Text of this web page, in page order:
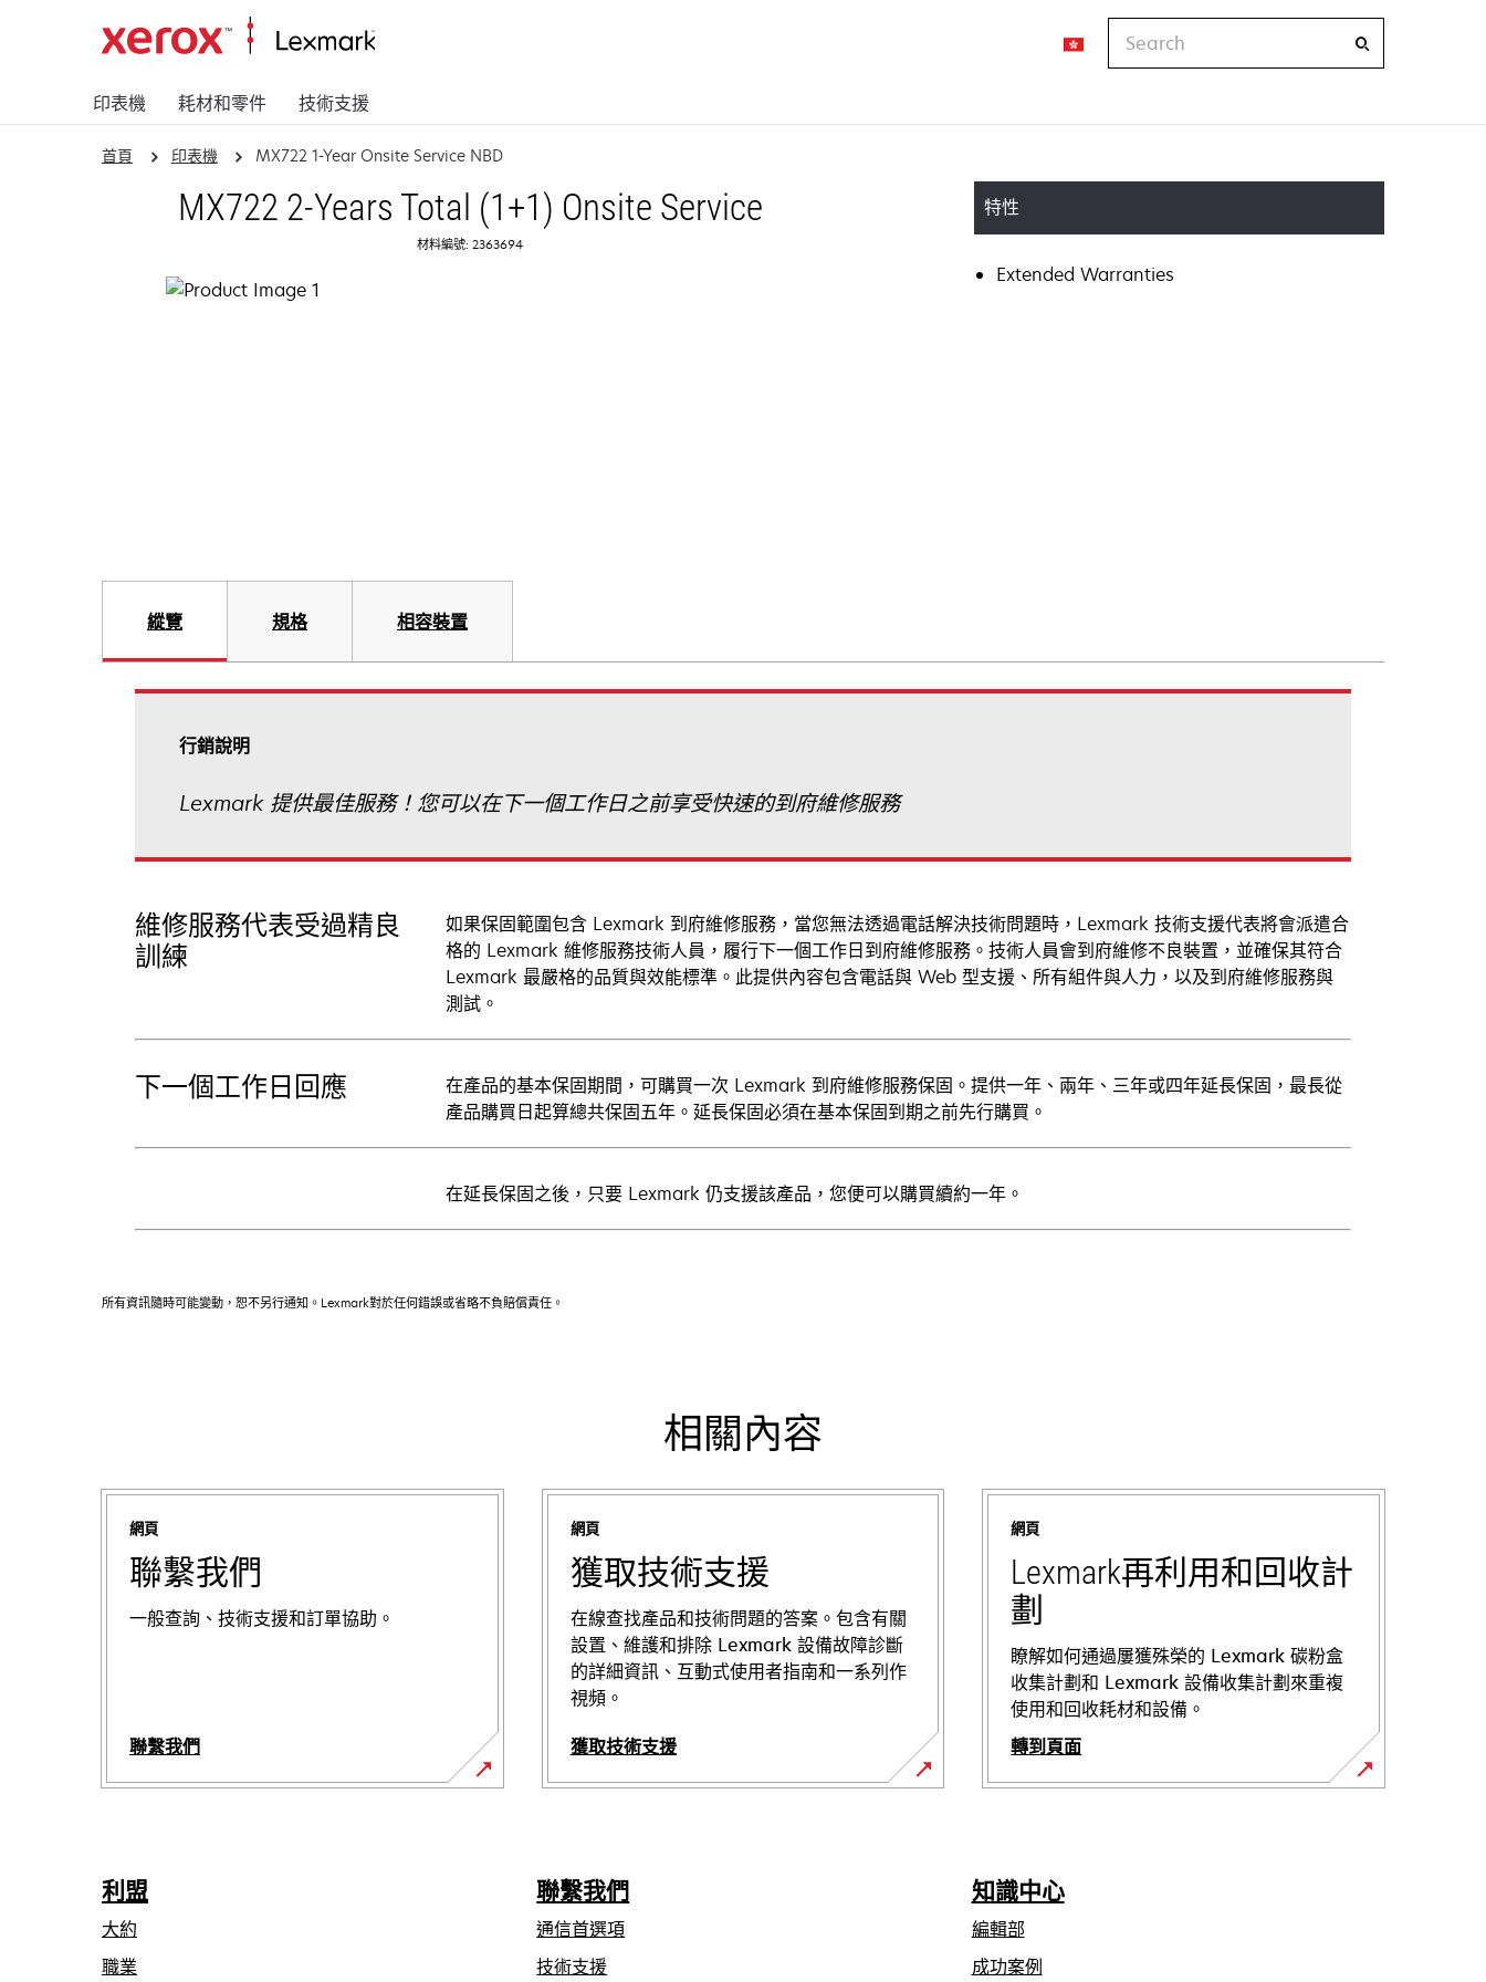
印表機 耗材和零件 技術支援
首頁 印表機 MX722 1-Year Onsite Service NBD
MX722 2-Years Total (1+1) Onsite Service
材料編號: 2363694
特性
Extended Warranties
縱覽 規格 相容裝置
行銷說明
Lexmark 提供最佳服務！您可以在下一個工作日之前享受快速的到府維修服務
維修服務代表受過精良
訓練
如果保固範圍包含 Lexmark 到府維修服務，當您無法透過電話解決技術問題時，Lexmark 技術支援代表將會派遣合
格的 Lexmark 維修服務技術人員，履行下一個工作日到府維修服務。技術人員會到府維修不良裝置，並確保其符合
Lexmark 最嚴格的品質與效能標準。此提供內容包含電話與 Web 型支援、所有組件與人力，以及到府維修服務與
測試。
下一個工作日回應
在產品的基本保固期間，可購買一次 Lexmark 到府維修服務保固。提供一年、兩年、三年或四年延長保固，最長從
產品購買日起算總共保固五年。延長保固必須在基本保固到期之前先行購買。
在延長保固之後，只要 Lexmark 仍支援該產品，您便可以購買續約一年。
所有資訊隨時可能變動，恕不另行通知。Lexmark對於任何錯誤或省略不負賠償責任。
相關內容
網頁
聯繫我們
一般查詢、技術支援和訂單協助。
聯繫我們
網頁
獲取技術支援
在線查找產品和技術問題的答案。包含有關
設置、維護和排除 Lexmark 設備故障診斷
的詳細資訊、互動式使用者指南和一系列作
視頻。
獲取技術支援
opens
new
tab
網頁
Lexmark再利用和回收計
劃
瞭解如何通過屢獲殊榮的 Lexmark 碳粉盒
收集計劃和 Lexmark 設備收集計劃來重複
使用和回收耗材和設備。
轉到頁面
利盟
大約
職業
聯繫我們
通信首選項
技術支援opens
知識中心
編輯部
成功案例